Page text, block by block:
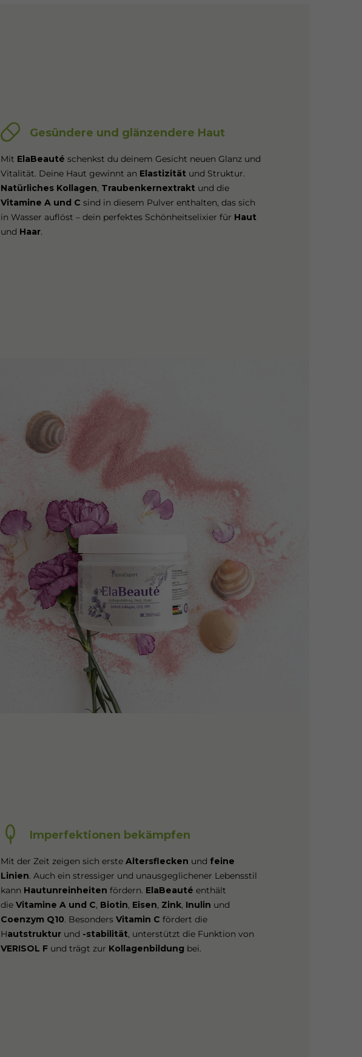
Gesündere und glänzendere Haut
Mit ElaBeauté schenkst du deinem Gesicht neuen Glanz und
Vitalität. Deine Haut gewinnt an Elastizität und Struktur.
Natürliches Kollagen, Traubenkernextrakt und die
Vitamine A und C sind in diesem Pulver enthalten, das sich
in Wasser auflöst – dein perfektes Schönheitselixier für Haut
und Haar.
Imperfektionen bekämpfen
Mit der Zeit zeigen sich ersteAltersflecken und feine
Linien. Auch ein stressiger und unausgeglichener Lebensstil
kann Hautunreinheiten fördern. ElaBeauté enthält
dieVitamine A und C, Biotin, Eisen, Zink, Inulin und
Coenzym Q10. BesondersVitamin C fördert die
Hautstruktur und -stabilität, unterstützt die Funktion von
VERISOL F und trägt zur Kollagenbildung bei.